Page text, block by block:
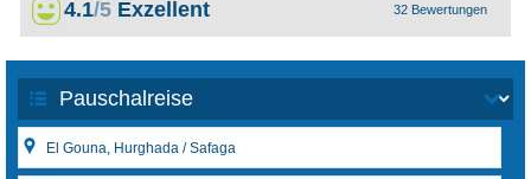
4.1/5 Exzellent 32 Bewertungen